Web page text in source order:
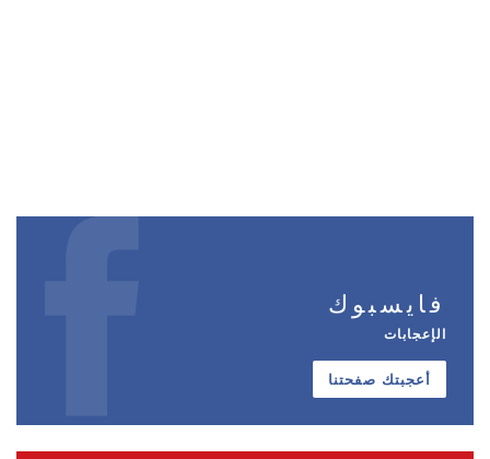
فايسبوك
الإعجابات
أعجبتك صفحتنا